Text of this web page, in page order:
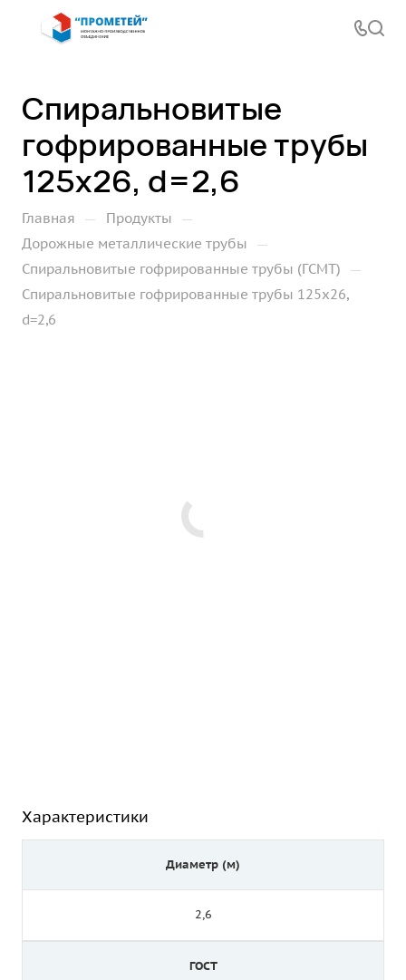
Спиральновитые
гофрированные трубы
125х26, d=2,6
Главная — Продукты —
Дорожные металлические трубы —
Спиральновитые гофрированные трубы (ГСМТ) —
Спиральновитые гофрированные трубы 125х26,
d=2,6
Характеристики
Диаметр (м)
2,6
ГОСТ